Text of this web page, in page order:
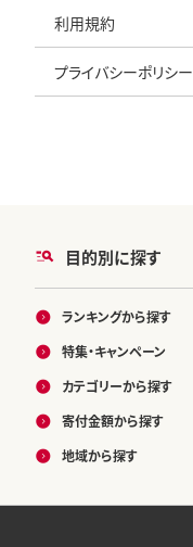
利用規約
プライバシーポリシー
目的別に探す
ランキングから探す
特集・キャンペーン
カテゴリーから探す
寄付金額から探す
地域から探す